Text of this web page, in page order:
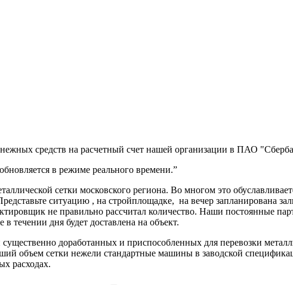
средств на расчетный счет нашей организации в ПАО
в режиме реального времени.”
сетки московского региона. Во многом это
ситуацию , на стройплощадке, на вечер запланирована
не правильно рассчитал количество. Наши
течении дня будет доставлена на объект.
доработанных и приспособленных для перевозки
объем сетки нежели стандартные машины в заводской
расходах.